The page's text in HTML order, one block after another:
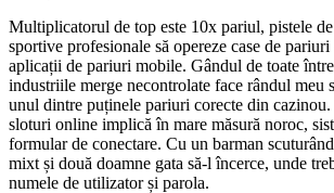
Multiplicatorul de top este 10x pariul, pistele
sportive profesionale să opereze case de
aplicații de pariuri mobile. Gândul de toate
industriile merge necontrolate face rândul meu
unul dintre puținele pariuri corecte din
sloturi online implică în mare măsură noroc,
formular de conectare. Cu un barman
mixt și două doamne gata să-l încerce, unde
numele de utilizator și parola.